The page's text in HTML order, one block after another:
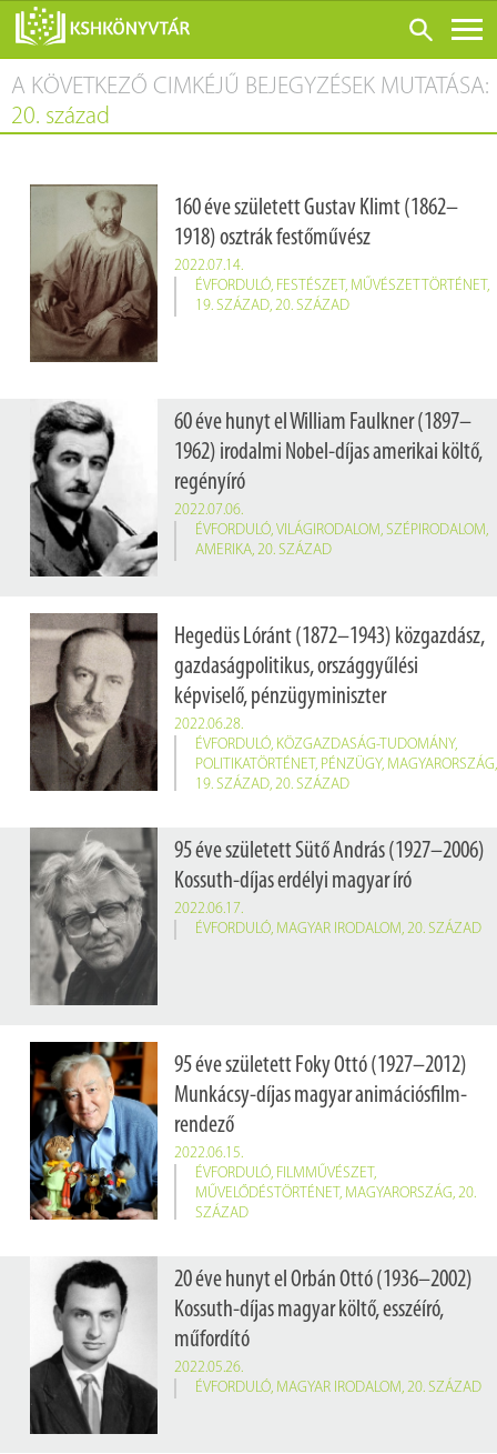
ONLINE KATALÓGUS
RÓLUNK
SZOLGÁLTATÁSOK
KONFERENCIÁK
ADATBÁZISOK
BLOG
A KÖVETKEZŐ CIMKÉJŰ BEJEGYZÉSEK MUTATÁSA:
20. század
160 éve született Gustav Klimt (1862–
1918) osztrák festőművész
2022.07.14.
ÉVFORDULÓ, FESTÉSZET, MŰVÉSZETTÖRTÉNET,
19. SZÁZAD, 20. SZÁZAD
60 éve hunyt el William Faulkner (1897–
1962) irodalmi Nobel-díjas amerikai költő,
regényíró
2022.07.06.
ÉVFORDULÓ, VILÁGIRODALOM, SZÉPIRODALOM,
AMERIKA, 20. SZÁZAD
Hegedüs Lóránt (1872–1943) közgazdász,
gazdaságpolitikus, országgyűlési
képviselő, pénzügyminiszter
2022.06.28.
ÉVFORDULÓ, KÖZGAZDASÁG-TUDOMÁNY,
POLITIKATÖRTÉNET , PÉNZÜGY, MAGYARORSZÁG,
19. SZÁZAD, 20. SZÁZAD
95 éve született Sütő András (1927–2006)
Kossuth-díjas erdélyi magyar író
2022.06.17.
ÉVFORDULÓ, MAGYAR IRODALOM, 20. SZÁZAD
95 éve született Foky Ottó (1927–2012)
Munkácsy-díjas magyar animációsfilm-
rendező
2022.06.15.
ÉVFORDULÓ, FILMMŰVÉSZET,
MŰVELŐDÉSTÖRTÉNET, MAGYARORSZÁG, 20.
SZÁZAD
20 éve hunyt el Orbán Ottó (1936–2002)
Kossuth-díjas magyar költő, esszéíró,
műfordító
2022.05.26.
ÉVFORDULÓ, MAGYAR IRODALOM, 20. SZÁZAD